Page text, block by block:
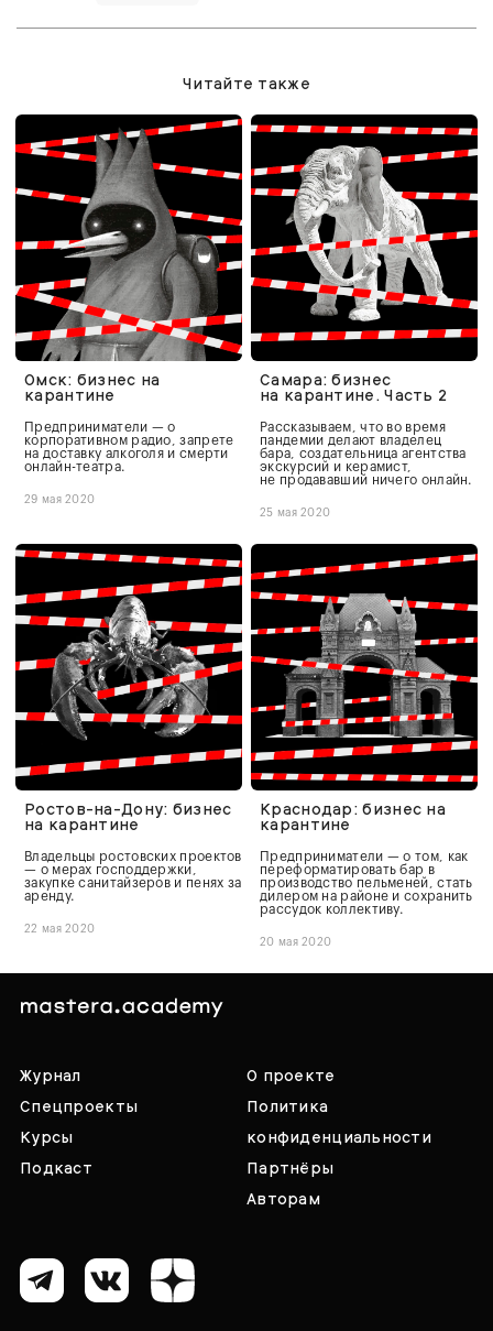
Читайте также
Омск: бизнес на
карантине
Предприниматели — о
корпоративном радио, запрете
на доставку алкоголя и смерти
онлайн-театра.
29 мая 2020
Самара: бизнес
на карантине. Часть 2
Рассказываем, что во время
пандемии делают владелец
бара, создательница агентства
экскурсий и керамист,
не продававший ничего онлайн.
25 мая 2020
Ростов-на-Дону: бизнес
на карантине
Владельцы ростовских проектов
— о мерах господдержки,
закупке санитайзеров и пенях за
аренду.
22 мая 2020
Краснодар: бизнес на
карантине
Предприниматели — о том, как
переформатировать бар в
производство пельменей, стать
дилером на районе и сохранить
рассудок коллективу.
20 мая 2020
Журнал
Спецпроекты
Курсы
Подкаст
О проекте
Политика
конфиденциальности
Партнёры
Авторам